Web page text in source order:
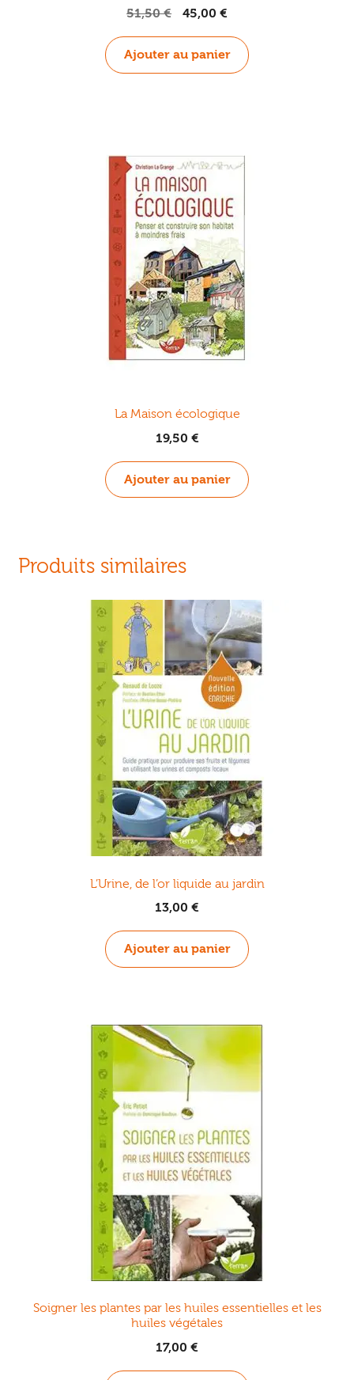
51,50€
Le
initial
était :
45,00 €Le
actuel
est :
Ajouter au panier
La Maison écologique
19,50 €
Ajouter au panier
Produits similaires
L’Urine, de l’or liquide au jardin
13,00 €
Ajouter au panier
Soigner les plantes par les huiles essentielles et les
huiles végétales
17,00 €